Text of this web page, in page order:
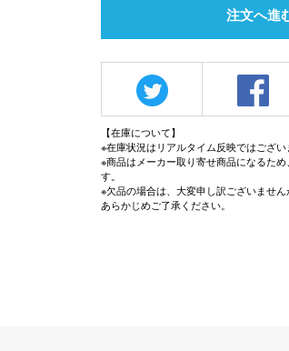
注文へ進
【在庫について】
※在庫状況はリアルタイム反映ではござい
※商品はメーカー取り寄せ商品になるた
す。
※欠品の場合は、大変申し訳ございませ
あらかじめご了承ください。